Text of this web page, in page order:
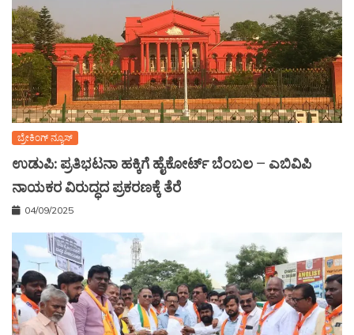
ಬ್ರೇಕಿಂಗ್ ನ್ಯೂಸ್
ಉಡುಪಿ: ಪ್ರತಿಭಟನಾ ಹಕ್ಕಿಗೆ ಹೈಕೋರ್ಟ್ ಬೆಂಬಲ – ಎಬಿವಿಪಿ
ನಾಯಕರ ವಿರುದ್ಧದ ಪ್ರಕರಣಕ್ಕೆ ತೆರೆ
04/09/2025